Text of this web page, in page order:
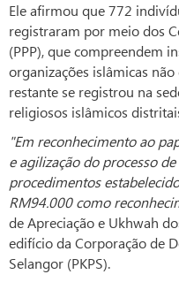
Ele afirmou que 772
registraram por meio dos
(PPP), que compreendem
organizações islâmicas
restante se registrou na
religiosos islâmicos
"Em reconhecimento ao
e agilização do processo
procedimentos
RM94.000 como
de Apreciação e Ukhwah
edifício da Corporação de
Selangor (PKPS).